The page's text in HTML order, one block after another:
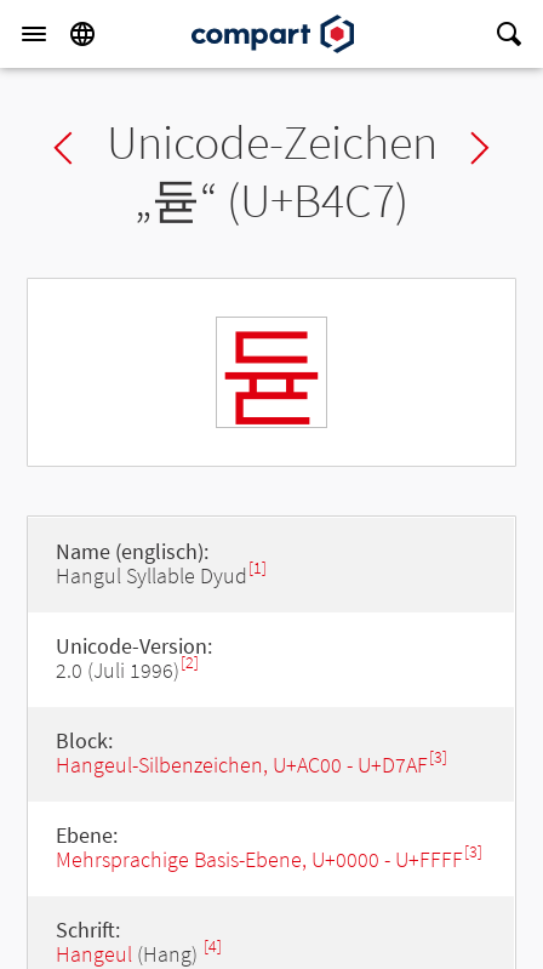
Previous char
Unicode-Zeichen
„듇“ (U+B4C7)
듇
Name (englisch):
Hangul Syllable Dyud[1]
Unicode-Version:
2.0 (Juli 1996)[2]
Block:
Hangeul-Silbenzeichen, U+AC00 - U+D7AF[3]
Ebene:
Mehrsprachige Basis-Ebene, U+0000 - U+FFFF[3]
Schrift:
Hangeul(Hang) [4]